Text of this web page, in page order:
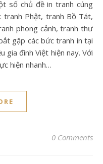
số chủ đề in tranh cúng
tranh Phật, tranh Bồ Tát,
phong cảnh, tranh thư
gặp các bức tranh in tại
gia đình Việt hiện nay. Với
hiện nhanh…
0 Comments